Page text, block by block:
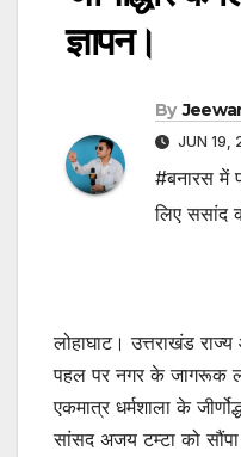
ज्ञापन।
By
JUN 19,
#बनारस में
लिए ससांद
लोहाघाट। उत्तराखंड
पहल पर नगर के जागरूक
एकमात्र धर्मशाला के
सांसद अजय टम्टा को सौंपा